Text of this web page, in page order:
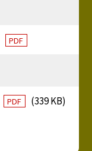
PDF
PDF
(339 KB)